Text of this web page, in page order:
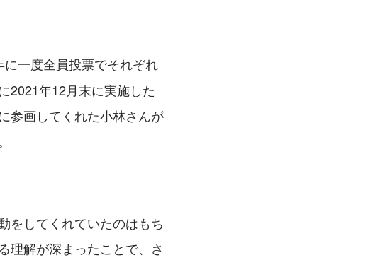
一度全員投票でそれぞれ
2021年12月末に実施した
参画してくれた小林さんが
をしてくれていたのはもち
理解が深まったことで、さ